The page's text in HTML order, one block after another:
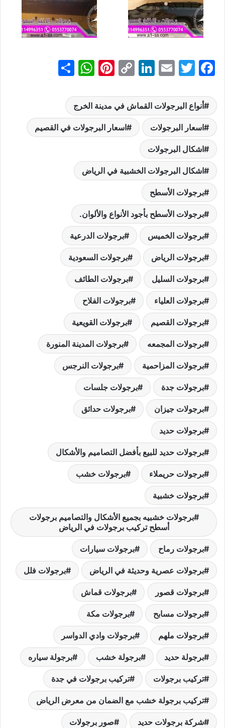
F
c
e
b
o
o
k
T
itt
er
E
ai
l
Li
k
e
dI
C
p
y
Li
k
Pi
er
e
st
W
at
s
A
p
e
أنواع البرجولات القماش في مدينة الخرج
اسعار البرجولات اسعار البرجولات في القصيم
اشكال البرجولات
اشكال البرجولات الخشبية في الرياض
برجولات الأسطح
برجولات الأسطح بأجود الأنواع والألوان.
برجولات الخميس برجولات الدرعية
برجولات الرياض برجولات السعودية
برجولات السليل برجولات الطائف
برجولات العلياء برجولات الفلاح
برجولات القصيم برجولات القويعية
برجولات المجمعه برجولات المدينة المنورة
برجولات المزاحمية برجولات النرجس
برجولات جدة برجولات جلسات
برجولات جيزان برجولات حدائق
برجولات حديد
برجولات حديد للبيع بأفضل التصاميم والأشكال
برجولات حريملاء برجولات خشب
برجولات خشبية
برجولات خشبيه بجميع الأشكال والتصاميم برجولات
أسطح تركيب برجولات في الرياض
برجولات رماح برجولات سيارات
برجولات عصرية وحديثة في الرياض برجولات فلل
برجولات قصور برجولات قماش
برجولات مسابح برجولات مكة
برجولات ملهم برجولات وادي الدواسر
برجولة حديد برجولة خشب برجولة سياره
تركيب برجولات تركيب برجولات في جدة
تركيب برجولة خشب مع الضمان من معرض الرياض
شركة برجولات حديد صور برجولات